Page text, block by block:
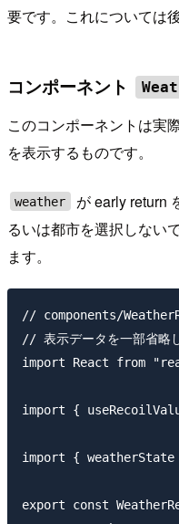
要です。これについては
コンポーネント
このコンポーネントは実
を表示するものです。
weather
が early return
るいは都市を選択しない
ます。
// components/
// 表示データを一部省略
import React from
import {
import {
export const